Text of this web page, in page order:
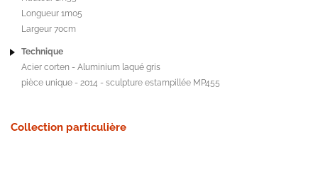
Longueur 1m05
Largeur 70cm
Technique
Acier corten - Aluminium laqué gris
pièce unique - 2014 - sculpture estampillée MP455
Collection particulière